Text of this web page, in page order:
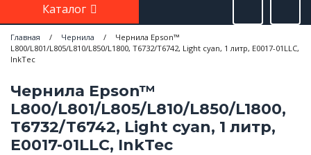
Каталог
Главная / Чернила /
Чернила Epson™
L800/L801/L805/L810/L850/L1800, T6732/T6742, Light cyan, 1 литр, E0017-01LLC,
InkTec
Чернила Epson™
L800/L801/L805/L810/L850/L1800,
T6732/T6742, Light cyan, 1 литр,
E0017-01LLC, InkTec